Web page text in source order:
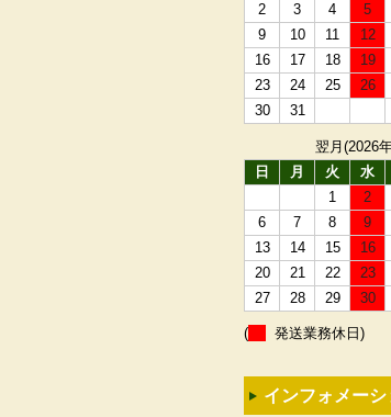
2
3 4 5
9
10 11 12
16
17 18 19
23
24 25 26
30
31
翌月(2026
日
月 火 水
1
2
6
7 8 9
13
14 15 16
20
21 22 23
27
28 29 30
( 発送業務休日)
インフォメーシ